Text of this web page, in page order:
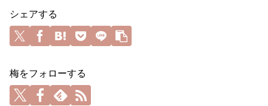
シェアする
梅をフォローする